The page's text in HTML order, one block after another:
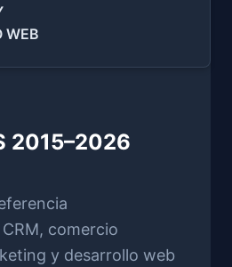
WEB
2015–2026
comercio
y desarrollo web